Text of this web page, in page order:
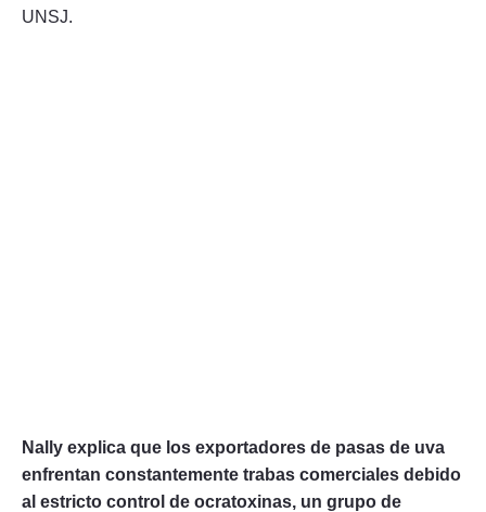
UNSJ.
Nally explica que los exportadores de pasas de uva
enfrentan constantemente trabas comerciales debido
al estricto control de ocratoxinas, un grupo de